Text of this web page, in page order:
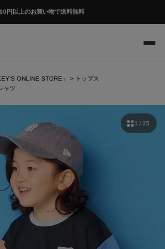
円以上のお買い物で送料無料
ONLINE STORE」
トップス
ャツ
1 / 35